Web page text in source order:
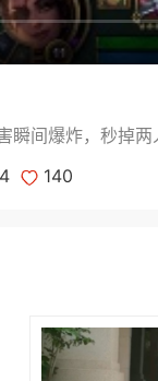
瞬间爆炸，秒掉
140